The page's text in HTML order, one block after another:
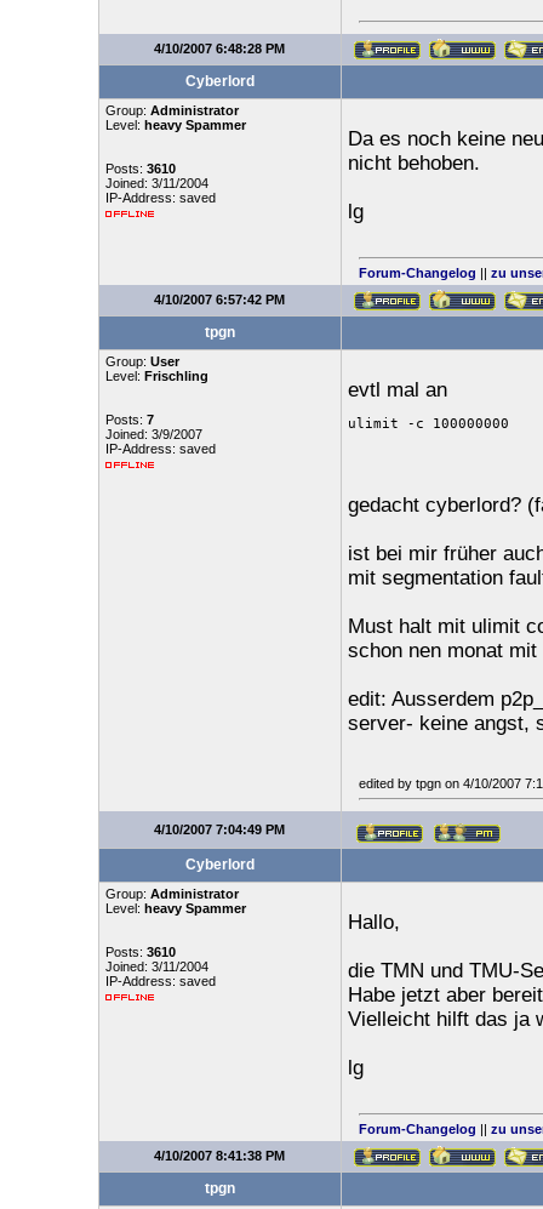
4/10/2007 6:48:28 PM
Cyberlord
Group: Administrator
Level: heavy Spammer
Posts: 3610
Joined: 3/11/2004
IP-Address: saved
Da es noch keine
nicht behoben.
lg
Forum-Changelog || zu
4/10/2007 6:57:42 PM
tpgn
Group: User
Level: Frischling
Posts: 7
Joined: 3/9/2007
IP-Address: saved
evtl mal an
ulimit -c 100000000
gedacht cyberlord?
ist bei mir früher
mit segmentation
Must halt mit ulimit
schon nen monat
edit: Ausserdem
server- keine angst,
edited by tpgn on 4/10/2007
4/10/2007 7:04:49 PM
Cyberlord
Group: Administrator
Level: heavy Spammer
Posts: 3610
Joined: 3/11/2004
IP-Address: saved
Hallo,
die TMN und TMU-
Habe jetzt aber
Vielleicht hilft das ja
lg
Forum-Changelog || zu
4/10/2007 8:41:38 PM
tpgn